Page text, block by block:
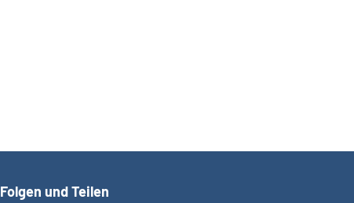
Folgen und Teilen